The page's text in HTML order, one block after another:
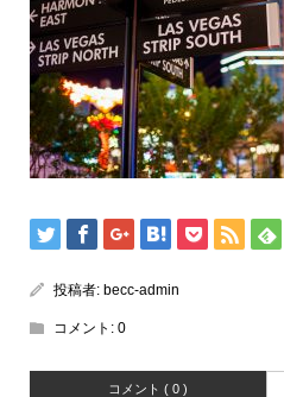
投稿者: becc-admin
コメント: 0
コメント ( 0 )